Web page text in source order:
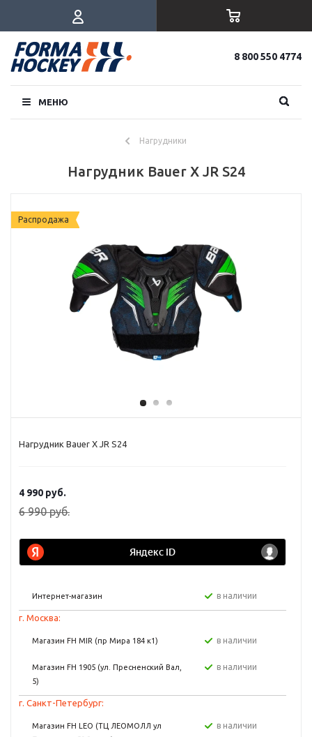
8 800 550 4774
МЕНЮ
Нагрудники
Нагрудник Bauer X JR S24
Распродажа
Нагрудник Bauer X JR S24
4 990 руб.
6 990руб.
Интернет-магазин в наличии
г. Москва:
Магазин FH MIR (пр Мира 184 к1) в наличии
Магазин FH 1905 (ул. Пресненский Вал,
5)
в наличии
г. Санкт-Петербург:
Магазин FH LEO (ТЦ ЛЕОМОЛЛ ул
в наличии